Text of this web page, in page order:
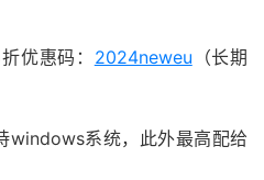
优惠码： 2024neweu （长期
windows系统，此外最高配给